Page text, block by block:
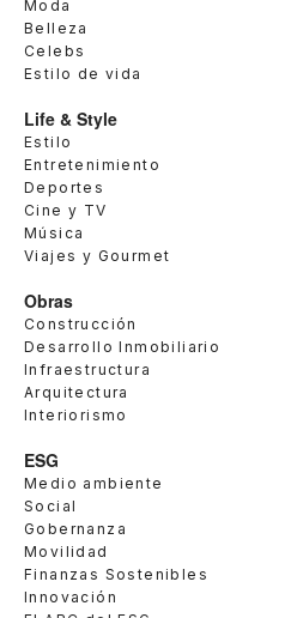
Moda
Belleza
Celebs
Estilo de vida
Life & Style
Estilo
Entretenimiento
Deportes
Cine y TV
Música
Viajes y Gourmet
Obras
Construcción
Desarrollo Inmobiliario
Infraestructura
Arquitectura
Interiorismo
ESG
Medio ambiente
Social
Gobernanza
Movilidad
Finanzas Sostenibles
Innovación